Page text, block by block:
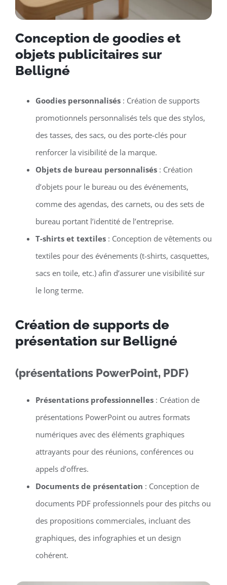
Conception de goodies et
objets publicitaires sur
Belligné
Goodies personnalisés: Création de supports
promotionnels personnalisés tels que des stylos,
des tasses, des sacs, ou des porte-clés pour
renforcer la visibilité de la marque.
Objets de bureau personnalisés: Création
d’objets pour le bureau ou des événements,
comme des agendas, des carnets, ou des sets de
bureau portant l’identité de l’entreprise.
T-shirts et textiles: Conception de vêtements ou
textiles pour des événements (t-shirts, casquettes,
sacs en toile, etc.) afin d’assurer une visibilité sur
le long terme.
Création de supports de
présentation sur Belligné
(présentations PowerPoint, PDF)
Présentations professionnelles: Création de
présentations PowerPoint ou autres formats
numériques avec des éléments graphiques
attrayants pour des réunions, conférences ou
appels d’offres.
Documents de présentation : Conception de
documents PDF professionnels pour des pitchs ou
des propositions commerciales, incluant des
graphiques, des infographies et un design
cohérent.